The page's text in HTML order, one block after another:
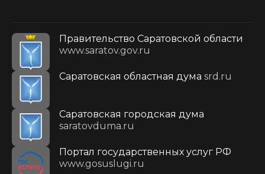
Правительство Саратовской области
www.saratov.gov.ru
Саратовская областная дума srd.ru
Саратовская городская дума
saratovduma.ru
Портал государственных услуг РФ
www.gosuslugi.ru